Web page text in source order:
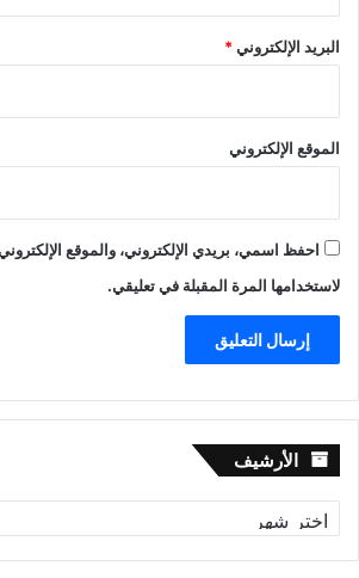
البريد الإلكتروني*
الموقع الإلكتروني
احفظ اسمي، بريدي الإلكتروني، والموقع
لاستخدامها المرة المقبلة في تعليقي.
الأرشيف الأرشيف